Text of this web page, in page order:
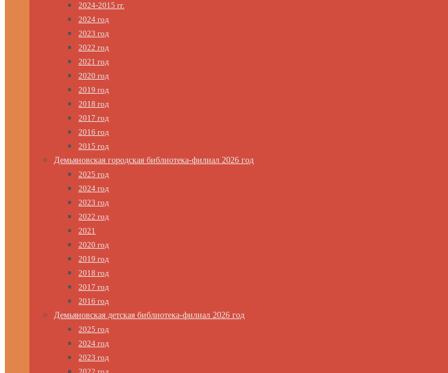
2024-2015 гг.
2024 год
2023 год
2022 год
2021 год
2020 год
2019 год
2018 год
2017 год
2016 год
2015 год
Демьяновская городская библиотека-филиал 2026 год
2025 год
2024 год
2023 год
2022 год
2021
2020 год
2019 год
2018 год
2017 год
2016 год
Демьяновская детская библиотека-филиал 2026 год
2025 год
2024 год
2023 год